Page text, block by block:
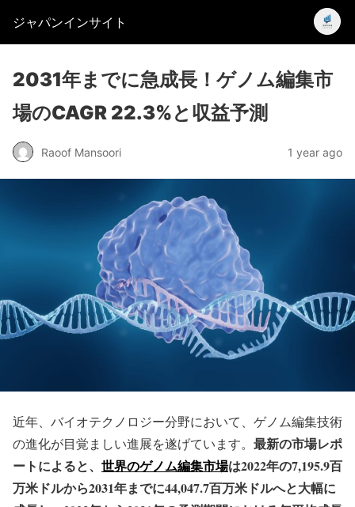
ジャパンインサイト
2031年までに急成長！ゲノム編集市
場のCAGR 22.3%と収益予測
Raoof Mansoori 1 year ago
近年、バイオテクノロジー分野において、ゲノム編集技術
の進化が目覚ましい進展を遂げています。 最新の市場レポ
ートによると、 世界のゲノム編集市場は2022年の7,195.9百
万米ドルから2031年までに44,047.7百万米ドルへと大幅に